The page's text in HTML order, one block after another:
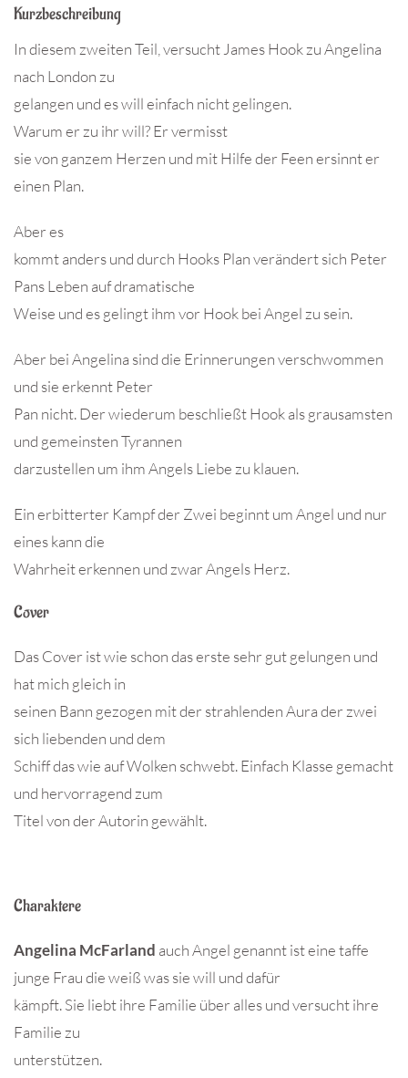
Kurzbeschreibung
In diesem zweiten Teil, versucht James Hook zu Angelina
nach London zu
gelangen und es will einfach nicht gelingen.
Warum er zu ihr will? Er vermisst
sie von ganzem Herzen und mit Hilfe der Feen ersinnt er
einen Plan.
Aber es
kommt anders und durch Hooks Plan verändert sich Peter
Pans Leben auf dramatische
Weise und es gelingt ihm vor Hook bei Angel zu sein.
Aber bei Angelina sind die Erinnerungen verschwommen
und sie erkennt Peter
Pan nicht. Der wiederum beschließt Hook als grausamsten
und gemeinsten Tyrannen
darzustellen um ihm Angels Liebe zu klauen.
Ein erbitterter Kampf der Zwei beginnt um Angel und nur
eines kann die
Wahrheit erkennen und zwar Angels Herz.
Cover
Das Cover ist wie schon das erste sehr gut gelungen und
hat mich gleich in
seinen Bann gezogen mit der strahlenden Aura der zwei
sich liebenden und dem
Schiff das wie auf Wolken schwebt. Einfach Klasse gemacht
und hervorragend zum
Titel von der Autorin gewählt.
Charaktere
Angelina McFarland auch Angel genannt ist eine taffe
junge Frau die weiß was sie will und dafür
kämpft. Sie liebt ihre Familie über alles und versucht ihre
Familie zu
unterstützen.